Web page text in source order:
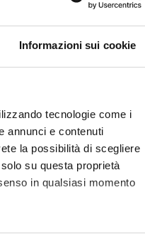
Informazioni sui cookie
tecnologie come i
annunci e contenuti
la possibilità di scegliere
su questa proprietà
in qualsiasi momento
attraverso
digitali per la
etc.) e per la loro
il Sistema Bibliotecario
e innovativo.